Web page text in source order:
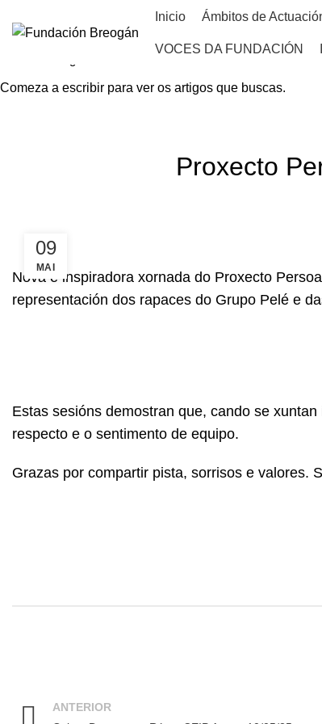
Inicio Ámbitos de
VOCES DA FUNDACIÓN
Proxecto
09
MAI
Nova e inspiradora xornada do Proxecto
representación dos rapaces do Grupo Pelé e
Estas sesións demostran que, cando se
respecto e o sentimento de equipo.
Grazas por compartir pista, sorrisos e valores.
ANTERIOR
Comeza a escribir para ver os artigos que buscas.